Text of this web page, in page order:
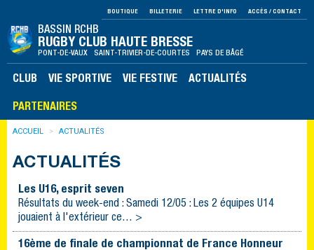
BOUTIQUE BILLETERIE LETTRE D'INFO ACCÈS / CONTACT
BASSIN RCHB
RUGBY CLUB HAUTE BRESSE
PONT-DE-VAUX SAINT-TRIVIER-DE-COURTES PAYS DE BÂGÉ
CLUB VIE SPORTIVE VIE FESTIVE ACTUALITÉS
PARTENAIRES
ACCUEIL ACTUALITÉS
ACTUALITÉS
Les U16, esprit seven
Résultats du week-end : Samedi 12/05 : Les 2 équipes U14
jouaient à l'extérieur ce… >
16ème de finale de championnat de France Honneur